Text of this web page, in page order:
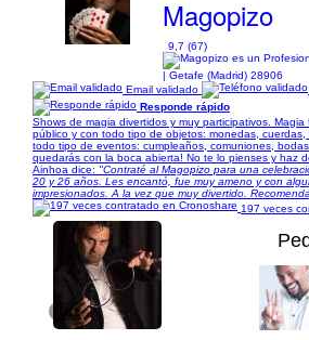
Magopizo
9,7 (67)
| Getafe (Madrid) 28906
Email validado
Responde rápido
Shows de magia divertidos y muy participativos.
público y con todo tipo de objetos: monedas, cuerdas,
todo tipo de eventos: cumpleaños, comuniones,
quedarás con la boca abierta! No te lo pienses y haz
Ainhoa dice: "Contraté al Magopizo para una
20 y 26 años. Les encantó, fue muy ameno y con
impresionados. A la vez que muy divertido.
197 veces
1/12